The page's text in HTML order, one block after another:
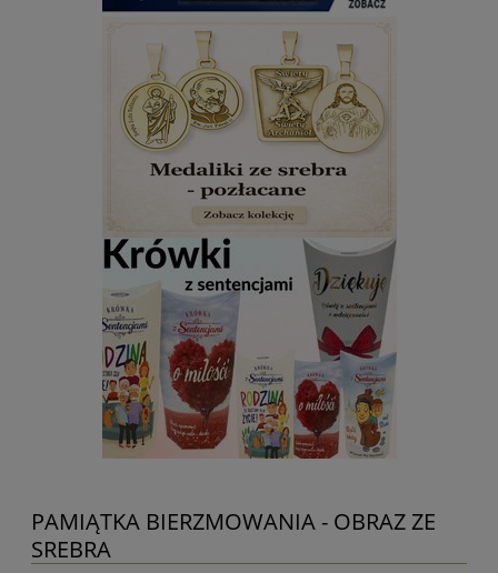
PAMIĄTKA BIERZMOWANIA - OBRAZ ZE
SREBRA